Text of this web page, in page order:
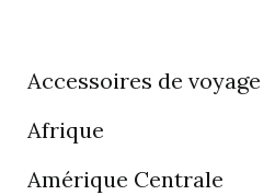
Accessoires de voyage
Afrique
Amérique Centrale